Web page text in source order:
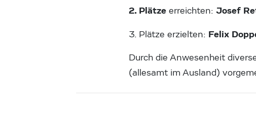
2. Plätze erreichten:Josef
3. Plätze erzielten: Felix
Durch die Anwesenheit
(allesamt im Ausland)